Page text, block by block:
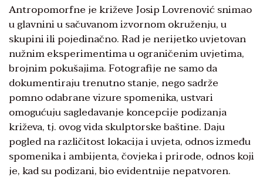
Antropomorfne je križeve Josip Lovrenović snimao
u glavnini u sačuvanom izvornom okruženju, u
skupini ili pojedinačno. Rad je nerijetko uvjetovan
nužnim eksperimentima u ograničenim uvjetima,
brojnim pokušajima. Fotografije ne samo da
dokumentiraju trenutno stanje, nego sadrže
pomno odabrane vizure spomenika, ustvari
omogućuju sagledavanje koncepcije podizanja
križeva, tj. ovog vida skulptorske baštine. Daju
pogled na različitost lokacija i uvjeta, odnos između
spomenika i ambijenta, čovjeka i prirode, odnos koji
je, kad su podizani, bio evidentnije nepatvoren.